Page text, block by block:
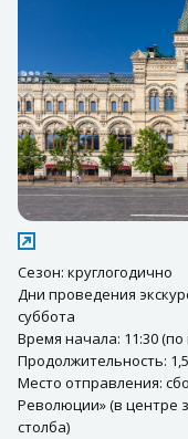
Сезон: круглогодично
Дни проведения
суббота
Время начала: 11:30 (по
Продолжительность:
Место отправления:
Революции» (в центре
столба)